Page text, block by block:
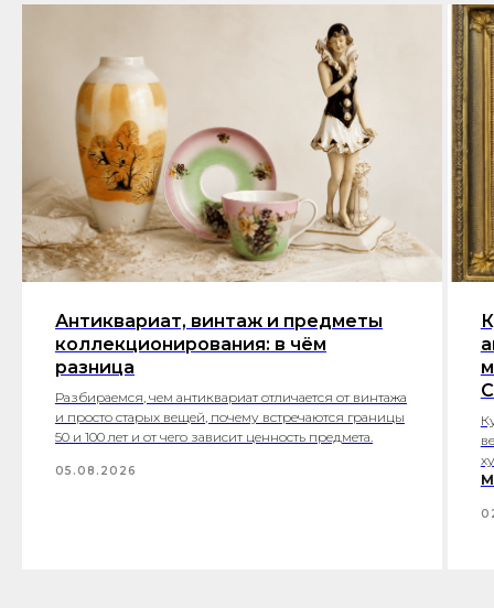
Антиквариат, винтаж и предметы
коллекционирования: в чём
разница
Разбираемся, чем антиквариат отличается от винтажа
и просто старых вещей, почему встречаются границы
50 и 100 лет и от чего зависит ценность предмета.
05.08.2026